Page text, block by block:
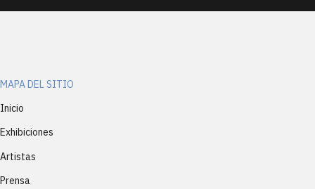
MAPA DEL SITIO
Inicio
Exhibiciones
Artistas
Prensa